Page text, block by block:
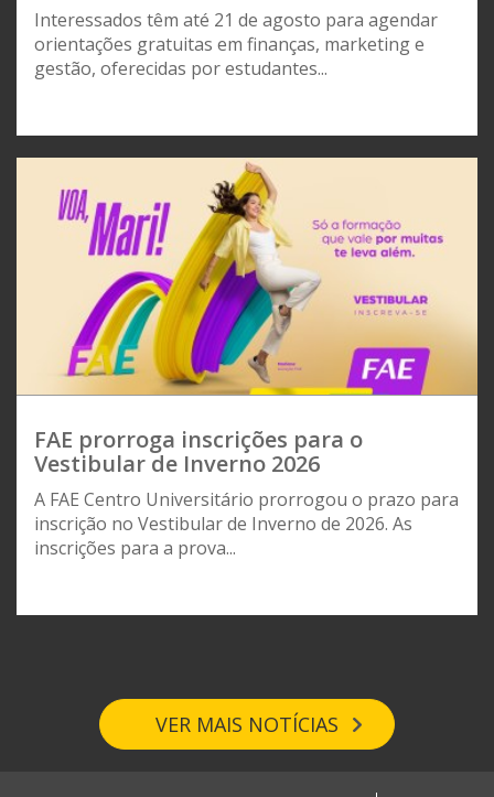
Interessados têm até 21 de agosto para agendar
orientações gratuitas em finanças, marketing e
gestão, oferecidas por estudantes...
FAE prorroga inscrições para o
Vestibular de Inverno 2026
A FAE Centro Universitário prorrogou o prazo para
inscrição no Vestibular de Inverno de 2026. As
inscrições para a prova...
VER MAIS NOTÍCIAS